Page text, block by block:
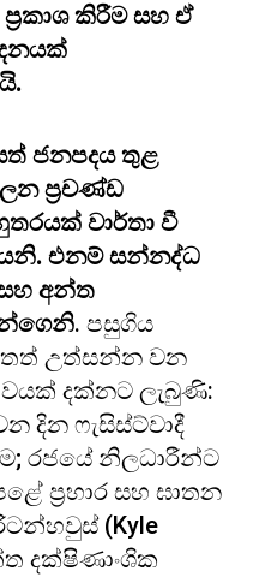
කිරීම සහ ඒ
ජනපදය තුළ
ප්‍රචණ්ඩ
වාර්තා වී
එනම් සන්නද්ධ
අන්ත
. පසුගිය
උත්සන්න වන
දක්නට ලැබුණි:
දින ෆැසිස්ට්වාදී
රජයේ නිලධාරීන්ට
ප්‍රහාර සහ ඝාතන
(Kyle
දක්ෂිණාංශික